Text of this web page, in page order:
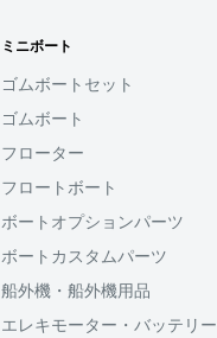
ミニボート
ゴムボートセット
ゴムボート
フローター
フロートボート
ボートオプションパーツ
ボートカスタムパーツ
船外機・船外機用品
エレキモーター・バッテリー